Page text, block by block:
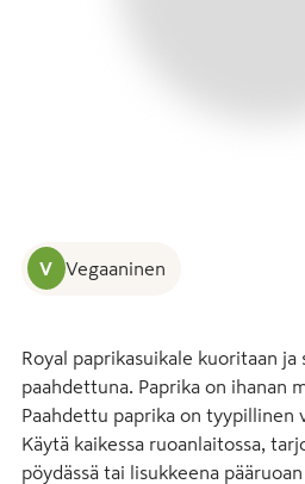
V Vegaaninen
Royal paprikasuikale kuoritaan ja
paahdettuna. Paprika on ihanan
Paahdettu paprika on tyypillinen
Käytä kaikessa ruoanlaitossa,
pöydässä tai lisukkeena